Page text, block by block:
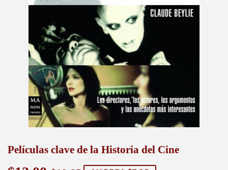
Películas clave de la Historia del Cine